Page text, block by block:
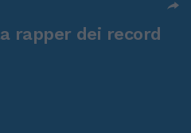
rapper dei record